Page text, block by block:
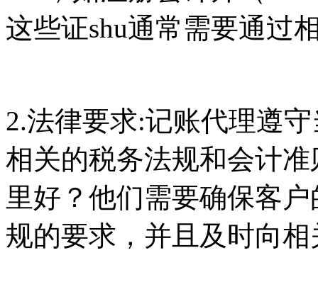
这些证shu通常需要通过
2.法律要求:记账代理遵
相关的税务法规和会计
里好？他们需要确保客
规的要求，并且及时向